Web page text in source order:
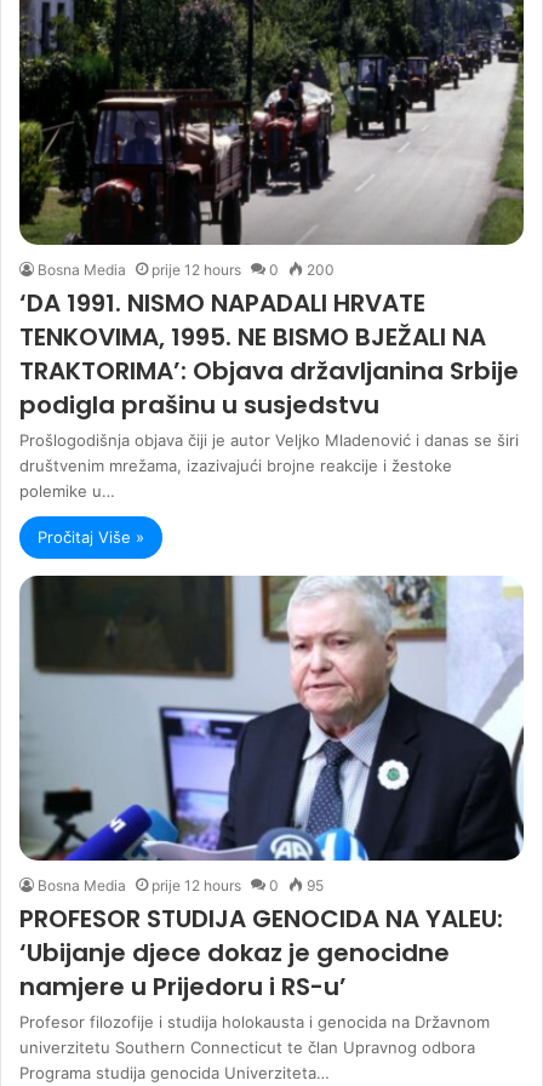
Bosna Media prije 12 hours 0 200
‘DA 1991. NISMO NAPADALI HRVATE
TENKOVIMA, 1995. NE BISMO BJEŽALI NA
TRAKTORIMA’: Objava državljanina Srbije
podigla prašinu u susjedstvu
Prošlogodišnja objava čiji je autor Veljko Mladenović i danas se širi
društvenim mrežama, izazivajući brojne reakcije i žestoke
polemike u…
Pročitaj Više »
Bosna Media prije 12 hours 0 95
PROFESOR STUDIJA GENOCIDA NA YALEU:
‘Ubijanje djece dokaz je genocidne
namjere u Prijedoru i RS-u’
Profesor filozofije i studija holokausta i genocida na Državnom
univerzitetu Southern Connecticut te član Upravnog odbora
Programa studija genocida Univerziteta…